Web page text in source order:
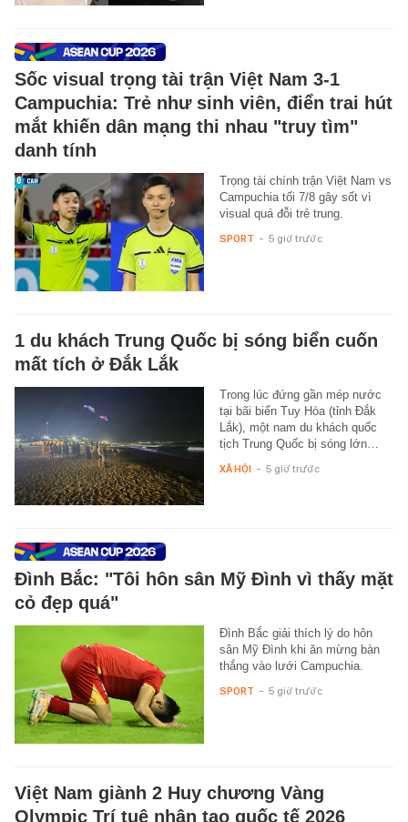
Sốc visual trọng tài trận Việt Nam 3-1
Campuchia: Trẻ như sinh viên, điển trai hút
mắt khiến dân mạng thi nhau "truy tìm"
danh tính
Trọng tài chính trận Việt Nam vs
Campuchia tối 7/8 gây sốt vì
visual quá đỗi trẻ trung.
SPORT - 5 giờ trước
1 du khách Trung Quốc bị sóng biển cuốn
mất tích ở Đắk Lắk
Trong lúc đứng gần mép nước
tại bãi biển Tuy Hòa (tỉnh Đắk
Lắk), một nam du khách quốc
tịch Trung Quốc bị sóng lớn…
XÃ HỘI - 5 giờ trước
Đình Bắc: "Tôi hôn sân Mỹ Đình vì thấy mặt
cỏ đẹp quá"
Đình Bắc giải thích lý do hôn
sân Mỹ Đình khi ăn mừng bàn
thắng vào lưới Campuchia.
SPORT - 5 giờ trước
Việt Nam giành 2 Huy chương Vàng
Olympic Trí tuệ nhân tạo quốc tế 2026